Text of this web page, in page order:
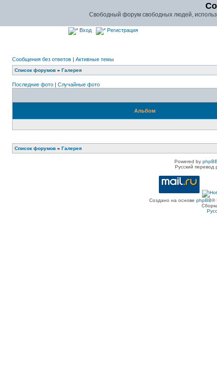
Свободный форум свободных людей,
Вход Регистрация
Сообщения без ответов | Активные темы
Список форумов » Галерея
Последние фото | Случайные фото
Альбом
Список форумов » Галерея
Powered by
Русский
Создано на основе phpBB®